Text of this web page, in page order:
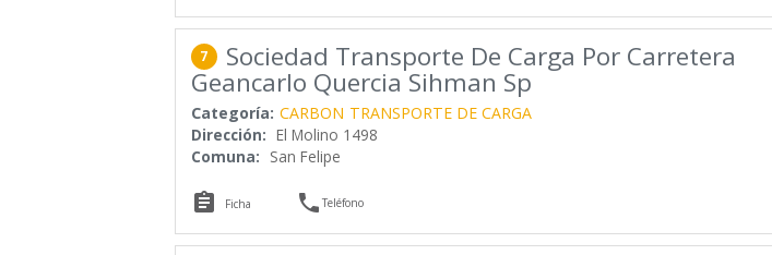
7 Sociedad Transporte De Carga Por Carretera
Geancarlo Quercia Sihman Sp
Categoría: CARBON TRANSPORTE DE CARGA
Dirección: El Molino 1498
Comuna: San Felipe
 Ficha Teléfono